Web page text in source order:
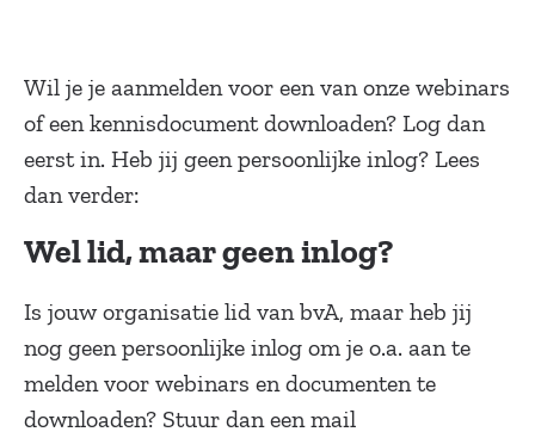
Wil je je aanmelden voor een van onze webinars
of een kennisdocument downloaden? Log dan
eerst in. Heb jij geen persoonlijke inlog? Lees
dan verder:
Wel lid, maar geen inlog?
Is jouw organisatie lid van bvA, maar heb jij
nog geen persoonlijke inlog om je o.a. aan te
melden voor webinars en documenten te
downloaden? Stuur dan een mail